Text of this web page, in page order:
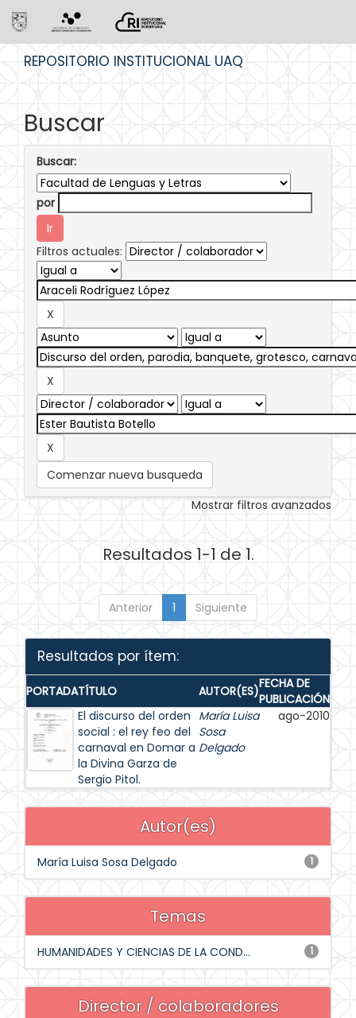
REPOSITORIO INSTITUCIONAL UAQ
Buscar
Buscar:
por
Filtros actuales:
Comenzar nueva busqueda
Mostrar filtros avanzados
Resultados 1-1 de 1.
Anterior 1 Siguiente
Resultados por ítem:
PORTADATÍTULO AUTOR(ES)FECHA DE
PUBLICACIÓN
El discurso del orden
social : el rey feo del
carnaval en Domar a
la Divina Garza de
Sergio Pitol.
María Luisa
Sosa
Delgado
ago-2010
Autor(es)
1
María Luisa Sosa Delgado
Temas
1
HUMANIDADES Y CIENCIAS DE LA COND...
Director / colaboradores